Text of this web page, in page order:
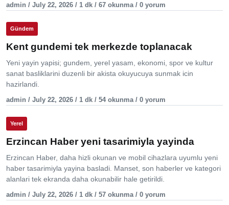
admin / July 22, 2026 / 1 dk / 67 okunma / 0 yorum
Gündem
Kent gundemi tek merkezde toplanacak
Yeni yayin yapisi; gundem, yerel yasam, ekonomi, spor ve kultur
sanat basliklarini duzenli bir akista okuyucuya sunmak icin
hazirlandi.
admin / July 22, 2026 / 1 dk / 54 okunma / 0 yorum
Yerel
Erzincan Haber yeni tasarimiyla yayinda
Erzincan Haber, daha hizli okunan ve mobil cihazlara uyumlu yeni
haber tasarimiyla yayina basladi. Manset, son haberler ve kategori
alanlari tek ekranda daha okunabilir hale getirildi.
admin / July 22, 2026 / 1 dk / 57 okunma / 0 yorum